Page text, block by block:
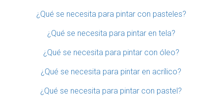
¿Qué se necesita para pintar con pasteles?
¿Qué se necesita para pintar en tela?
¿Qué se necesita para pintar con óleo?
¿Qué se necesita para pintar en acrílico?
¿Qué se necesita para pintar con pastel?